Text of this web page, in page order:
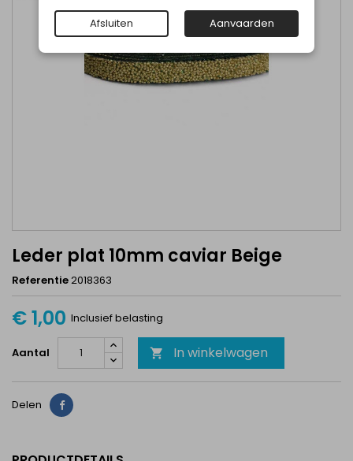
Leder plat 10mm caviar Beige
Referentie2018363
€ 1,00 Inclusief belasting
Aantal  In winkelwagen
Delen Delen
Afsluiten Aanvaarden